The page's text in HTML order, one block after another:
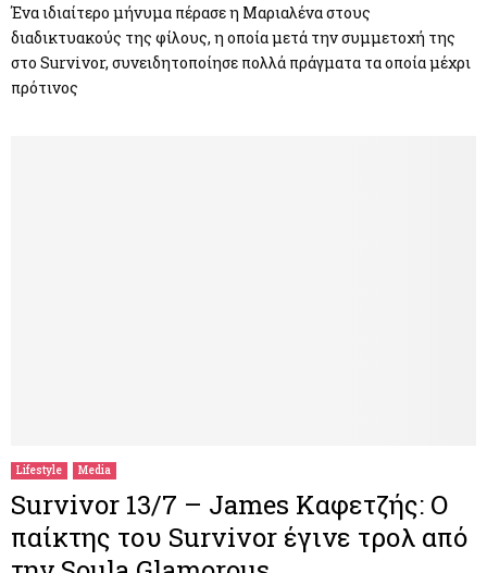
Ένα ιδιαίτερο μήνυμα πέρασε η Μαριαλένα στους
διαδικτυακούς της φίλους, η οποία μετά την συμμετοχή της
στο Survivor, συνειδητοποίησε πολλά πράγματα τα οποία μέχρι
πρότινος
Lifestyle Media
Survivor 13/7 – James Καφετζής: Ο
παίκτης του Survivor έγινε τρολ από